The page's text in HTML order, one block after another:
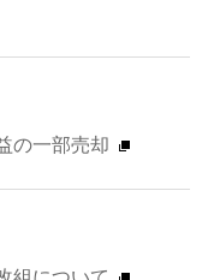
の一部売却